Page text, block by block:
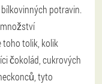
potravin.
toho tolik, kolik
čokolád, cukrových
tyto